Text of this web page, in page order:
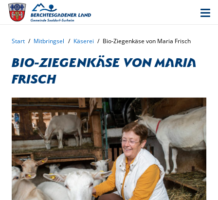
Start / Mitbringsel / Käserei / Bio-Ziegenkäse von Maria Frisch
Bio-Ziegenkäse von Maria
Frisch